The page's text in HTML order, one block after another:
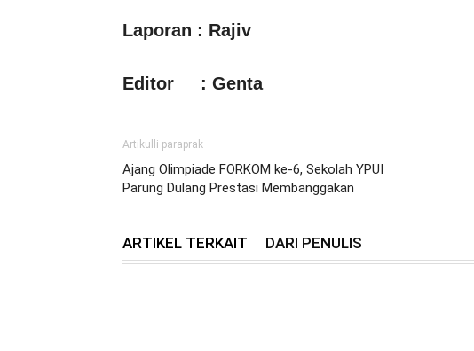
Laporan : Rajiv
Editor : Genta
Artikulli paraprak
Ajang Olimpiade FORKOM ke-6, Sekolah YPUI
Parung Dulang Prestasi Membanggakan
ARTIKEL TERKAIT DARI PENULIS